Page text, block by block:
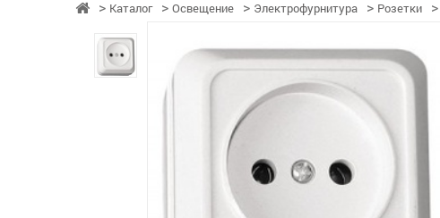
Каталог Освещение Электрофурнитура Розетки